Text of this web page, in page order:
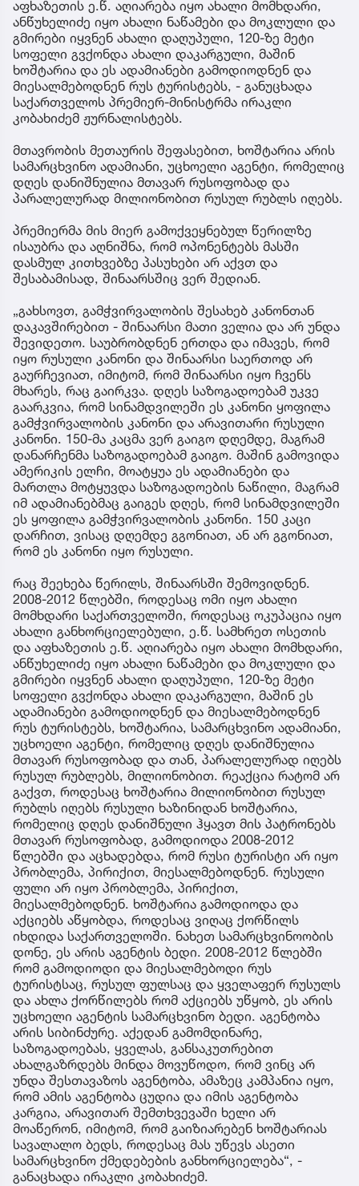
აფხაზეთის ე.წ. აღიარება იყო ახალი მომხდარი,
ანწუხელიძე იყო ახალი ნაწამები და მოკლული და
გმირები იყვნენ ახალი დაღუპული, 120-ზე მეტი
სოფელი გვქონდა ახალი დაკარგული, მაშინ
ხოშტარია და ეს ადამიანები გამოდიოდნენ და
მიესალმებოდნენ რუს ტურისტებს, - განუცხადა
საქართველოს პრემიერ-მინისტრმა ირაკლი
კობახიძემ ჟურნალისტებს.
მთავრობის მეთაურის შეფასებით, ხოშტარია არის
სამარცხვინო ადამიანი, უცხოელი აგენტი, რომელიც
დღეს დანიშნულია მთავარ რუსოფობად და
პარალელურად მილიონობით რუსულ რუბლს იღებს.
პრემიერმა მის მიერ გამოქვეყნებულ წერილზე
ისაუბრა და აღნიშნა, რომ ოპონენტებს მასში
დასმულ კითხვებზე პასუხები არ აქვთ და
შესაბამისად, შინაარსშიც ვერ შედიან.
„გახსოვთ, გამჭვირვალობის შესახებ კანონთან
დაკავშირებით - შინაარსი მათი ველია და არ უნდა
შევიდეთო. საუბრობდნენ ერთდა და იმავეს, რომ
იყო რუსული კანონი და შინაარსი საერთოდ არ
გაურჩევიათ, იმიტომ, რომ შინაარსი იყო ჩვენს
მხარეს, რაც გაირკვა. დღეს საზოგადოებამ უკვე
გაარკვია, რომ სინამდვილეში ეს კანონი ყოფილა
გამჭვირვალობის კანონი და არავითარი რუსული
კანონი. 150-მა კაცმა ვერ გაიგო დღემდე, მაგრამ
დანარჩენმა საზოგადოებამ გაიგო. მაშინ გამოვიდა
ამერიკის ელჩი, მოატყუა ეს ადამიანები და
მართლა მოტყუვდა საზოგადოების ნაწილი, მაგრამ
იმ ადამიანებმაც გაიგეს დღეს, რომ სინამდვილეში
ეს ყოფილა გამჭვირვალობის კანონი. 150 კაცი
დარჩით, ვისაც დღემდე გგონიათ, ან არ გგონიათ,
რომ ეს კანონი იყო რუსული.
რაც შეეხება წერილს, შინაარსში შემოვიდნენ.
2008-2012 წლებში, როდესაც ომი იყო ახალი
მომხდარი საქართველოში, როდესაც ოკუპაცია იყო
ახალი განხორციელებული, ე.წ. სამხრეთ ოსეთის
და აფხაზეთის ე.წ. აღიარება იყო ახალი მომხდარი,
ანწუხელიძე იყო ახალი ნაწამები და მოკლული და
გმირები იყვნენ ახალი დაღუპული, 120-ზე მეტი
სოფელი გვქონდა ახალი დაკარგული, მაშინ ეს
ადამიანები გამოდიოდნენ და მიესალმებოდნენ
რუს ტურისტებს, ხოშტარია, სამარცხვინო ადამიანი,
უცხოელი აგენტი, რომელიც დღეს დანიშნულია
მთავარ რუსოფობად და თან, პარალელურად იღებს
რუსულ რუბლებს, მილიონობით. რეაქცია რატომ არ
გაქვთ, როდესაც ხოშტარია მილიონობით რუსულ
რუბლს იღებს რუსული ხაზინიდან ხოშტარია,
რომელიც დღეს დანიშნული ჰყავთ მის პატრონებს
მთავარ რუსოფობად, გამოდიოდა 2008-2012
წლებში და აცხადებდა, რომ რუსი ტურისტი არ იყო
პრობლემა, პირიქით, მიესალმებოდნენ. რუსული
ფული არ იყო პრობლემა, პირიქით,
მიესალმებოდნენ. ხოშტარია გამოდიოდა და
აქციებს აწყობდა, როდესაც ვიღაც ქორწილს
იხდიდა საქართველოში. ნახეთ სამარცხვინოობის
დონე, ეს არის აგენტის ბედი. 2008-2012 წლებში
რომ გამოდიოდი და მიესალმებოდი რუს
ტურისტსაც, რუსულ ფულსაც და ყველაფერ რუსულს
და ახლა ქორწილებს რომ აქციებს უწყობ, ეს არის
უცხოელი აგენტის სამარცხვინო ბედი. აგენტობა
არის სიბინძურე. აქედან გამომდინარე,
საზოგადოებას, ყველას, განსაკუთრებით
ახალგაზრდებს მინდა მოვუწოდო, რომ ვინც არ
უნდა შესთავაზოს აგენტობა, ამაზეც კამპანია იყო,
რომ ამის აგენტობა ცუდია და იმის აგენტობა
კარგია, არავითარ შემთხვევაში ხელი არ
მოაწერონ, იმიტომ, რომ გაიზიარებენ ხოშტარიას
სავალალო ბედს, როდესაც მას უწევს ასეთი
სამარცხვინო ქმედებების განხორციელება“, -
განაცხადა ირაკლი კობახიძემ.